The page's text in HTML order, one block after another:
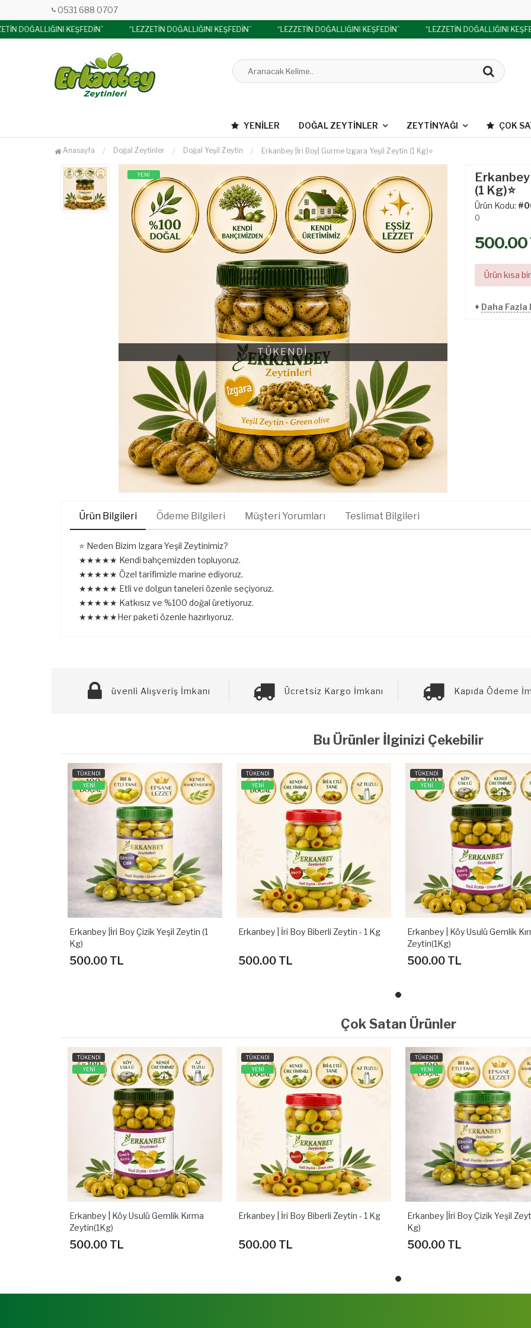
0531 688 0707
DOĞALLIĞINI KEŞFEDİN” “LEZZETİN DOĞALLIĞINI KEŞFEDİN” “LEZZETİN DOĞALLIĞINI KEŞFEDİN” “LEZZETİN DOĞALLIĞINI
YENILER DOĞAL ZEYTINLER ZEYTINYAĞI ÇOK
Anasayfa Doğal Zeytinler Doğal Yeşil Zeytin Erkanbey |İri Boy| Gurme Izgara Yeşil Zeytin (1 Kg)⭐
YENİ
TÜKENDİ
(1 Kg)⭐
Ürün Kodu:
0
500.00
Ürün kısa
+ Daha Fazla
Ürün Bilgileri Ödeme Bilgileri Müşteri Yorumları Teslimat Bilgileri
⭐ Neden Bizim Izgara Yeşil Zeytinimiz?
★★★★★ Kendi bahçemizden topluyoruz.
★★★★★ Özel tarifimizle marine ediyoruz.
★★★★★ Etli ve dolgun taneleri özenle seçiyoruz.
★★★★★ Katkısız ve %100 doğal üretiyoruz.
★★★★★Her paketi özenle hazırlıyoruz.
üvenli Alışveriş İmkanı Ücretsiz Kargo İmkanı Kapıda Ödeme
Bu Ürünler İlginizi Çekebilir
TÜKENDİ
YENİ
Erkanbey |İri Boy Çizik Yeşil Zeytin (1
Kg)
500.00 TL
TÜKENDİ
YENİ
Erkanbey | İri Boy Biberli Zeytin - 1 Kg
500.00 TL
TÜKENDİ
YENİ
Erkanbey | Köy Usulü Gemlik
Zeytin(1Kg)
500.00 TL
Çok Satan Ürünler
TÜKENDİ
YENİ
Erkanbey | Köy Usulü Gemlik Kırma
Zeytin(1Kg)
500.00 TL
TÜKENDİ
YENİ
Erkanbey | İri Boy Biberli Zeytin - 1 Kg
500.00 TL
TÜKENDİ
YENİ
Erkanbey |İri Boy Çizik Yeşil
Kg)
500.00 TL